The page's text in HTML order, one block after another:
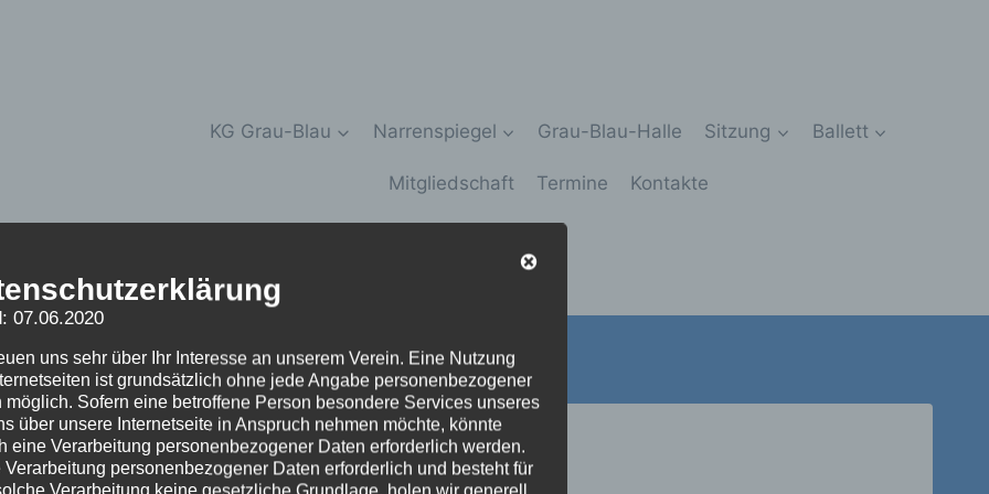
1949 e.V.
KG Grau-Blau Narrenspiegel Grau-Blau-Halle Sitzung Ballett
Mitgliedschaft Termine Kontakte
07.06.2020
uns sehr über Ihr Interesse an unserem Verein. Eine Nutzung
ist grundsätzlich ohne jede Angabe personenbezogener
möglich. Sofern eine betroffene Person besondere Services unseres
über unsere Internetseite in Anspruch nehmen möchte, könnte
eine Verarbeitung personenbezogener Daten erforderlich werden.
Verarbeitung personenbezogener Daten erforderlich und besteht für